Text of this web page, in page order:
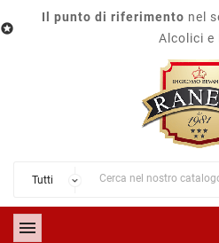

Il punto di riferimento nel
Alcolici e
